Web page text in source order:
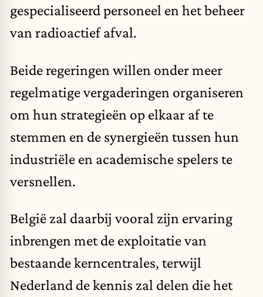
gespecialiseerd personeel en het beheer
van radioactief afval.
Beide regeringen willen onder meer
regelmatige vergaderingen organiseren
om hun strategieën op elkaar af te
stemmen en de synergieën tussen hun
industriële en academische spelers te
versnellen.
België zal daarbij vooral zijn ervaring
inbrengen met de exploitatie van
bestaande kerncentrales, terwijl
Nederland de kennis zal delen die het